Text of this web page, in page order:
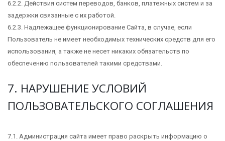
6.2.2. Действия систем переводов, банков, платежных систем и за
задержки связанные с их работой.
6.2.3. Надлежащее функционирование Сайта, в случае, если
Пользователь не имеет необходимых технических средств для его
использования, а также не несет никаких обязательств по
обеспечению пользователей такими средствами.
7. НАРУШЕНИЕ УСЛОВИЙ
ПОЛЬЗОВАТЕЛЬСКОГО СОГЛАШЕНИЯ
7.1. Администрация сайта имеет право раскрыть информацию о